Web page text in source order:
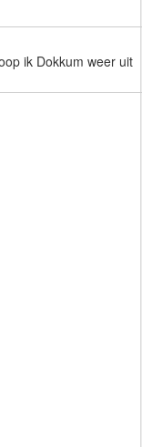
ik Dokkum weer uit